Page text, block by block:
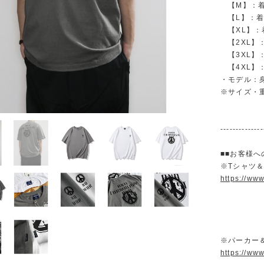
【M】：
【L】：
【XL】：
【2XL】
【3XL】
【4XL】
・モデル
※サイズ・
■■お客様へ
※Tシャツ
https://
※パーカー
https://